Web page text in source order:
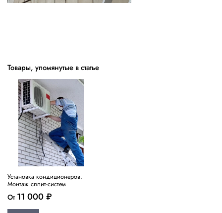
Товары, упомянутые в статье
Установка кондиционеров.
Монтаж сплит-систем
От 11 000 ₽